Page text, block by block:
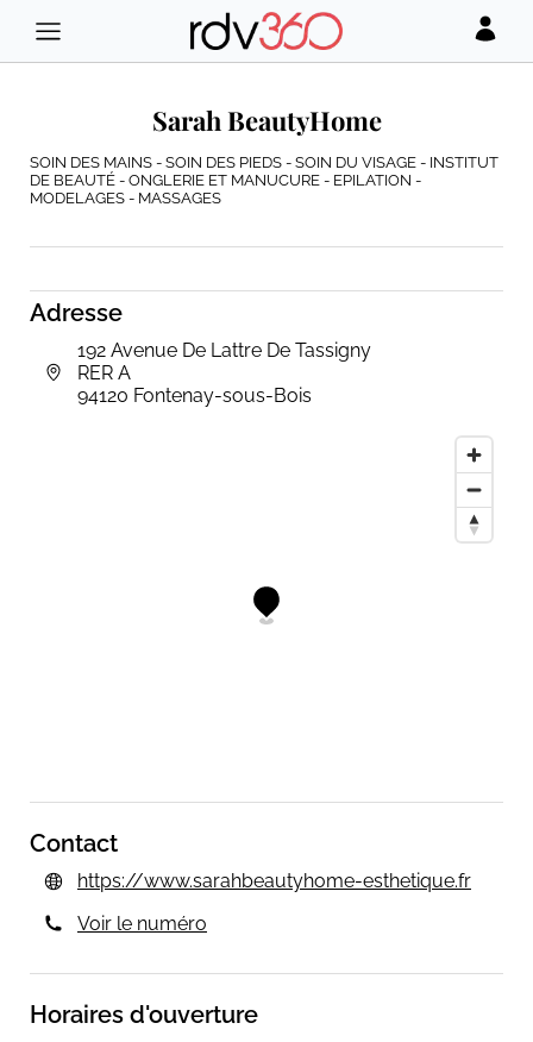
Adresse
192 Avenue De Lattre De Tassigny
RER A
94120 Fontenay-sous-Bois
Contact
https://www.sarahbeautyhome-esthetique.fr
Voir le numéro
Horaires d'ouverture
Sarah BeautyHome
SOIN DES MAINS - SOIN DES PIEDS - SOIN DU VISAGE - INSTITUT
DE BEAUTÉ - ONGLERIE ET MANUCURE - EPILATION -
MODELAGES - MASSAGES